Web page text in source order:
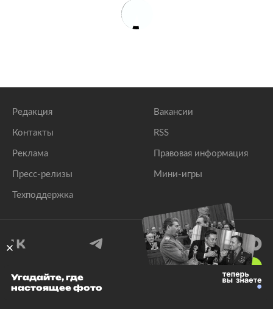
Редакция
Контакты
Реклама
Пресс-релизы
Техподдержка
Вакансии
RSS
Правовая информация
Мини-игры
© 1999–2026 Все права защищены.
Угадайте, где
настоящее фото